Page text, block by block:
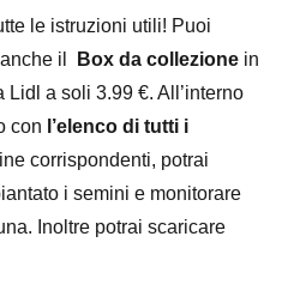
le istruzioni utili! Puoi
il
Box da collezione in
a soli 3.99 €. All’interno
con l’elenco di tutti i
corrispondenti, potrai
i semini e monitorare
Inoltre potrai scaricare